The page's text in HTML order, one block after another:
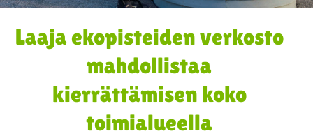
Laaja ekopisteiden verkosto
mahdollistaa
kierrättämisen koko
toimialueella